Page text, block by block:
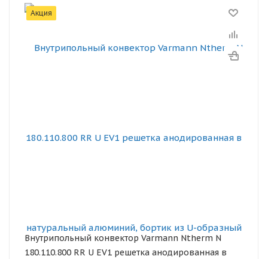
Акция
Внутрипольный конвектор Varmann Ntherm N
180.110.800 RR U EV1 решетка анодированная в